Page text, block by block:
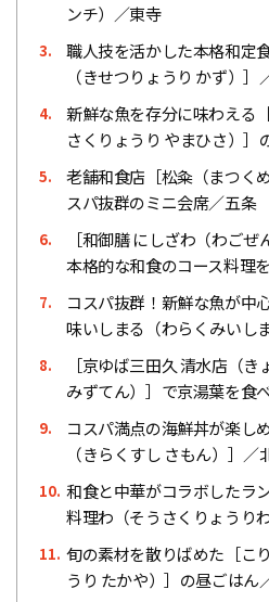
ンチ）／東寺
3.
職人技を活かした本格和定
（きせつりょうり かず）］
4.
新鮮な魚を存分に味わえる
さくりょうり やまひさ）］
5.
老舗和食店［松粂（まつく
スパ抜群のミニ会席／五条
6.
［和御膳 にしざわ（わご
本格的な和食のコース料理
7.
コスパ抜群！新鮮な魚が中
味いしまる（わらくみいし
8.
［京ゆば三田久 清水店（
みずてん）］で京湯葉を食
9.
コスパ満点の海鮮丼が楽し
（きらくすし さもん）］／
10. 和食と中華がコラボしたラ
料理わ（そうさくりょうり
11. 旬の素材を散りばめた［こ
うり たかや）］の昼ごはん